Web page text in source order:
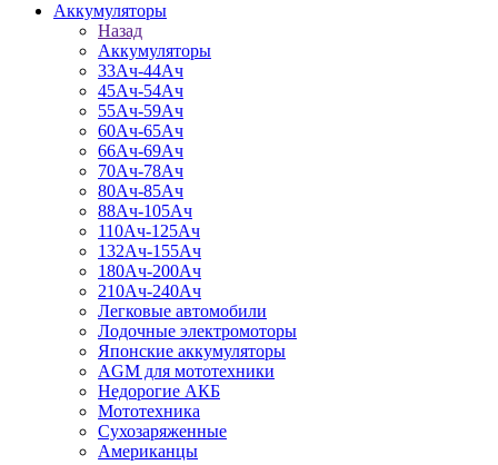
Аккумуляторы
Назад
Аккумуляторы
33Ач-44Ач
45Ач-54Ач
55Ач-59Ач
60Ач-65Ач
66Ач-69Ач
70Ач-78Ач
80Ач-85Ач
88Ач-105Ач
110Ач-125Ач
132Ач-155Ач
180Ач-200Ач
210Ач-240Ач
Легковые автомобили
Лодочные электромоторы
Японские аккумуляторы
AGM для мототехники
Недорогие АКБ
Мототехника
Сухозаряженные
Американцы